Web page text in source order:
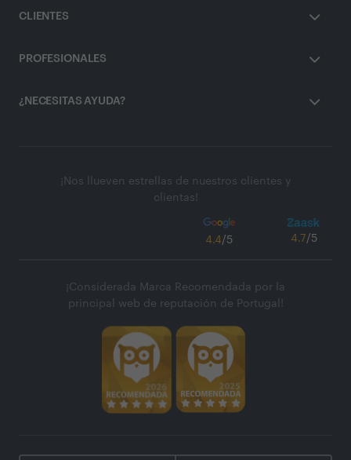
CLIENTES
PROFESIONALES
¿NECESITAS AYUDA?
¡Nos llueven estrellas de nuestros clientes y
clientas!
4.4/5 4.7/5
¡Considerada Marca Recomendada por la
principal web de reputación de Portugal!